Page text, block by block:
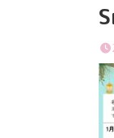
パ中期
31日
に南鳥島
13号は
上の海
な勢力